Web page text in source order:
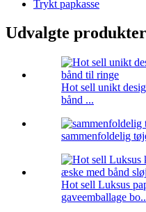
Trykt papkasse
Udvalgte produkter
Hot sell unikt
bånd ...
sammenfoldelig
Hot sell Luksus
gaveemballage